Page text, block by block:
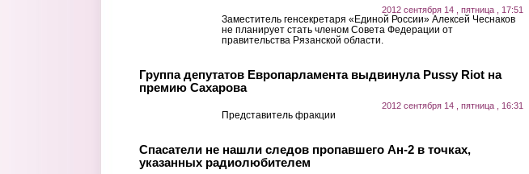
2012 сентября 14 , пятница , 17:51
Заместитель генсекретаря «Единой России» Алексей Чеснаков
не планирует стать членом Совета Федерации от
правительства Рязанской области.
Группа депутатов Европарламента выдвинула Pussy Riot на
премию Сахарова
2012 сентября 14 , пятница , 16:31
Представитель фракции
Спасатели не нашли следов пропавшего Ан-2 в точках,
указанных радиолюбителем